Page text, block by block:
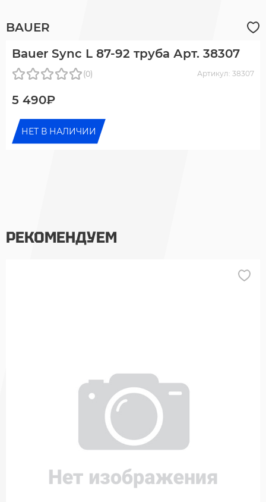
BAUER
Bauer Sync L 87-92 труба Арт. 38307
(0) Артикул: 38307
5 490₽
НЕТ В НАЛИЧИИ
РЕКОМЕНДУЕМ